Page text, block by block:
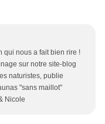
qui nous a fait bien rire !
sur notre site-blog
naturistes, publie
"sans maillot"
Nicole